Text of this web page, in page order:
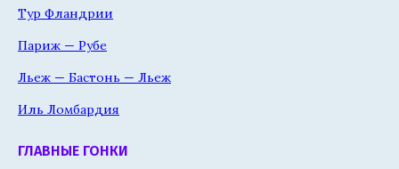
Тур Фландрии
Париж — Рубе
Льеж — Бастонь — Льеж
Иль Ломбардия
ГЛАВНЫЕ ГОНКИ